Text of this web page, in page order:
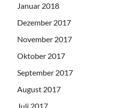
Januar 2018
Dezember 2017
November 2017
Oktober 2017
September 2017
August 2017
Juli 2017